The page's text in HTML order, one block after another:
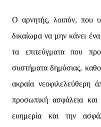
Ο αρνητής, λοιπόν, που
δικαίωμα να μην κάνει
τα επιτεύγματα που
συστήματα δημόσιας,
ακραία
προσωπική ασφάλεια και
ευημερία και την